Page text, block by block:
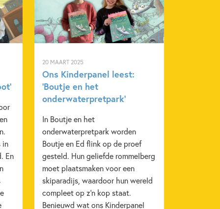
in
En
20 MAART 2025
Ons Kinderpanel leest:
‘Boutje en het
onderwaterpretpark’
In Boutje en het
onderwaterpretpark worden
Boutje en Ed flink op de proef
gesteld. Hun geliefde rommelberg
moet plaatsmaken voor een
skiparadijs, waardoor hun wereld
compleet op z’n kop staat.
Benieuwd wat ons Kinderpanel